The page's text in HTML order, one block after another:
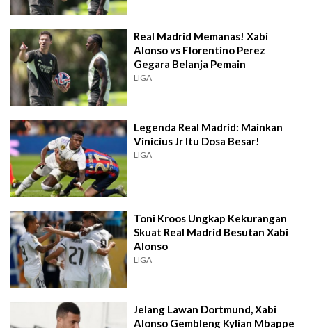
Real Madrid Memanas! Xabi
Alonso vs Florentino Perez
Gegara Belanja Pemain
LIGA
Legenda Real Madrid: Mainkan
Vinicius Jr Itu Dosa Besar!
LIGA
Toni Kroos Ungkap Kekurangan
Skuat Real Madrid Besutan Xabi
Alonso
LIGA
Jelang Lawan Dortmund, Xabi
Alonso Gembleng Kylian Mbappe